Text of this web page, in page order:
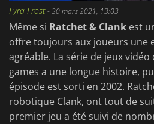
Fyra Frost-30 mars 2021, 13:03
Même si Ratchet & Clank est
offre toujours aux joueurs une
agréable. La série de jeux
games a une longue histoire,
épisode est sorti en 2002.
robotique Clank, ont tout de
premier jeu a été suivi de